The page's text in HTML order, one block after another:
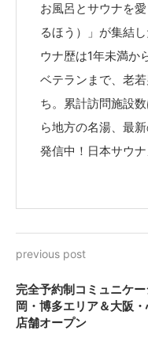
お風呂とサウナを
るほう）」が集結
ウナ歴は1年未満か
ベテランまで、老
ち。累計訪問施設
ら地方の名湯、最
発信中！日本サウ
previous post
完全予約制コミュニケ
岡・博多エリア＆大阪
店舗オープン